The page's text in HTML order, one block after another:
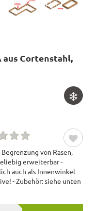
aus Cortenstahl,
von Rasen,
erweiterbar -
auch als Innenwinkel
- Zubehör: siehe unten